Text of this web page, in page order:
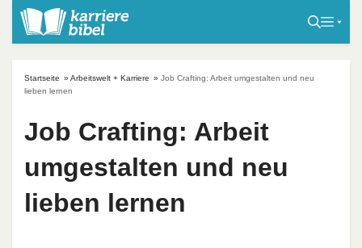
Startseite » Arbeitswelt + Karriere » Job Crafting: Arbeit umgestalten und neu
lieben lernen
Job Crafting: Arbeit
umgestalten und neu
lieben lernen